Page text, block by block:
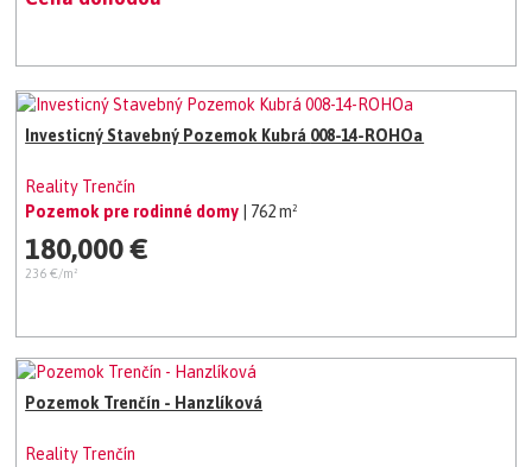
Investicný Stavebný Pozemok Kubrá 008-14-ROHOa
Reality Trenčín
Pozemok pre rodinné domy | 762 m²
180,000 €
236 €/m²
Pozemok Trenčín - Hanzlíková
Reality Trenčín